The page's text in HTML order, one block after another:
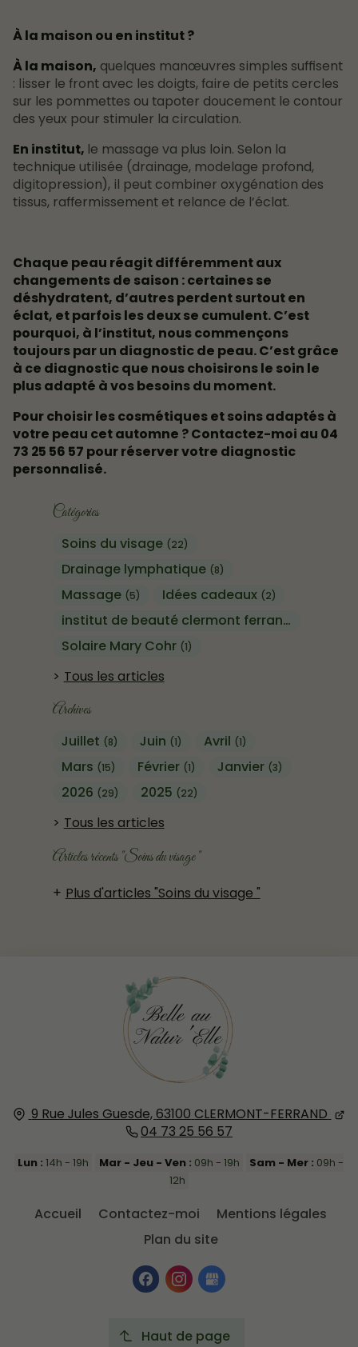
Catégories
Soins du visage (22)
Drainage lymphatique (8)
Massage (5) Idées cadeaux (2)
institut de beauté clermont ferrand
Solaire Mary Cohr (1)
Tous les articles
Archives
Juillet (8) Juin (1) Avril (1)
Mars (15) Février (1) Janvier (3)
2026 (29) 2025 (22)
Tous les articles
Articles récents "Soins du visage "
Plus d'articles "Soins du visage "
À la maison ou en institut ?
À la maison, quelques manœuvres simples suffisent
: lisser le front avec les doigts, faire de petits cercles
sur les pommettes ou tapoter doucement le contour
des yeux pour stimuler la circulation.
En institut, le massage va plus loin. Selon la
technique utilisée (drainage, modelage profond,
digitopression), il peut combiner oxygénation des
tissus, raffermissement et relance de l’éclat.
Chaque peau réagit différemment aux
changements de saison : certaines se
déshydratent, d’autres perdent surtout en
éclat, et parfois les deux se cumulent. C’est
pourquoi, à l’institut, nous commençons
toujours par un diagnostic de peau. C’est grâce
à ce diagnostic que nous choisirons le soin le
plus adapté à vos besoins du moment.
Pour choisir les cosmétiques et soins adaptés à
votre peau cet automne ? Contactez-moi au 04
73 25 56 57 pour réserver votre diagnostic
personnalisé.
9 Rue Jules Guesde,63100 CLERMONT-FERRAND
04 73 25 56 57
Lun :14h - 19h Mar - Jeu - Ven : 09h - 19h Sam - Mer : 09h -
12h
Accueil Contactez-moi
Mentions légales
Plan du site
Haut de page